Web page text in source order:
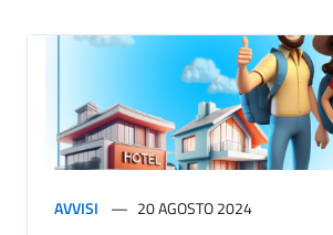
AVVISI 20 AGOSTO 2024